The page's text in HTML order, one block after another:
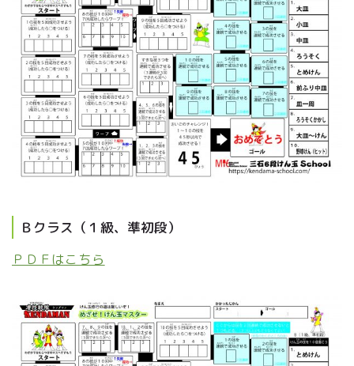
Ｂクラス（１級、準初段）
ＰＤＦはこちら